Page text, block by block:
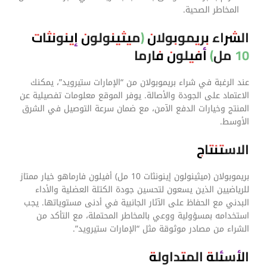
المخاطر الصحية.
الشراء بريموبولان (ميثينولون إينونثات
10 مل) أفيلون فارما
عند الرغبة في شراء بريموبولان من “الإمارات ستيرويد”، يمكنك
الاعتماد على الجودة والأصالة. يوفر الموقع معلومات تفصيلية عن
المنتج وخيارات الدفع الآمن، مع ضمان سرعة التوصيل في الشرق
الأوسط.
الاستنتاج
بريموبولان (ميثينولون إينونثات 10 مل) أفيلون فارماهو خيار ممتاز
للرياضيين الذين يسعون لتحسين جودة الكتلة العضلية والأداء
البدني مع الحفاظ على الآثار الجانبية في أدنى مستوياتها. يجب
استخدامه بمسؤولية ووعي بالمخاطر المحتملة، مع التأكد من
الشراء من مصادر موثوقة مثل “الإمارات ستيرويد”.
الأسئلة المتداولة